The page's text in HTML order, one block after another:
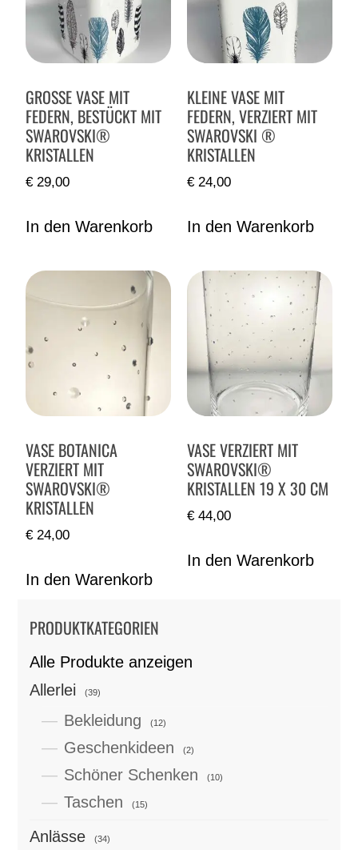
PRODUKTKATEGORIEN
Alle Produkte anzeigen
Allerlei
(39)
Bekleidung (12)
Geschenkideen (2)
Schöner Schenken (10)
Taschen (15)
Anlässe (34)
GROSSE VASE MIT F
EDERN, BESTÜCKT MIT S
WAROVSKI® K
RISTALLEN
€ 29,00
In den Warenkorb
KLEINE VASE MIT
FEDERN, VERZIERT MIT
SWAROVSKI ®
KRISTALLEN
€ 24,00
In den Warenkorb
VASE BOTANICA
VERZIERT MIT
SWAROVSKI®
KRISTALLEN
€ 24,00
In den Warenkorb
VASE VERZIERT MIT
SWAROVSKI®
KRISTALLEN 19 X 30 CM
€ 44,00
In den Warenkorb